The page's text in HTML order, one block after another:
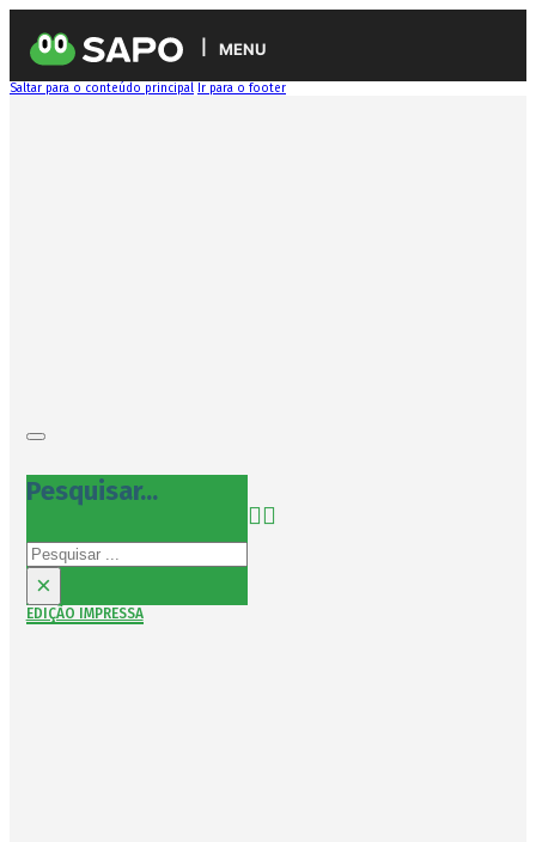
MENU
Saltar para o conteúdo principal Ir para o footer
Pesquisar...
Pesquisar
×
EDIÇÃO IMPRESSA